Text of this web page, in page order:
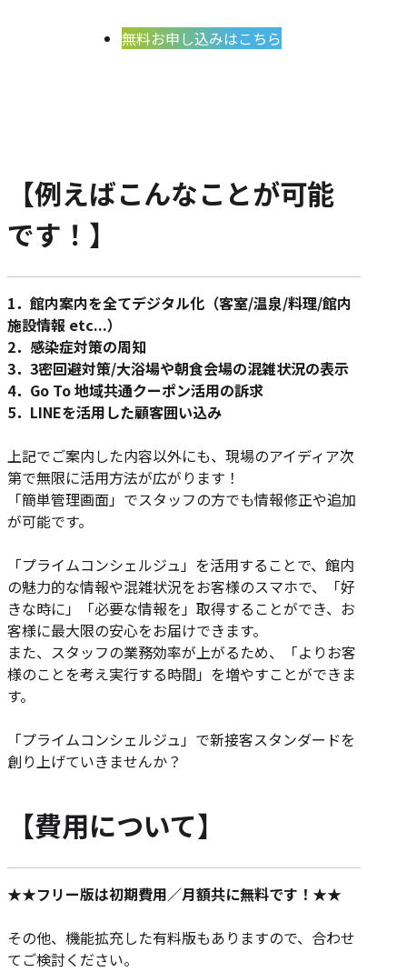
無料お申し込みはこちら
【例えばこんなことが可能
です！】
1．館内案内を全てデジタル化（客室/温泉/料理/館内
施設情報 etc...）
2．感染症対策の周知
3．3密回避対策/大浴場や朝食会場の混雑状況の表示
4．Go To 地域共通クーポン活用の訴求
5．LINEを活用した顧客囲い込み
上記でご案内した内容以外にも、現場のアイディア次
第で無限に活用方法が広がります！
「簡単管理画面」でスタッフの方でも情報修正や追加
が可能です。
「プライムコンシェルジュ」を活用することで、館内
の魅力的な情報や混雑状況をお客様のスマホで、「好
きな時に」「必要な情報を」取得することができ、お
客様に最大限の安心をお届けできます。
また、スタッフの業務効率が上がるため、「よりお客
様のことを考え実行する時間」を増やすことができま
す。
「プライムコンシェルジュ」で新接客スタンダードを
創り上げていきませんか？
【費用について】
★★フリー版は初期費用／月額共に無料です！★★
その他、機能拡充した有料版もありますので、合わせ
てご検討ください。